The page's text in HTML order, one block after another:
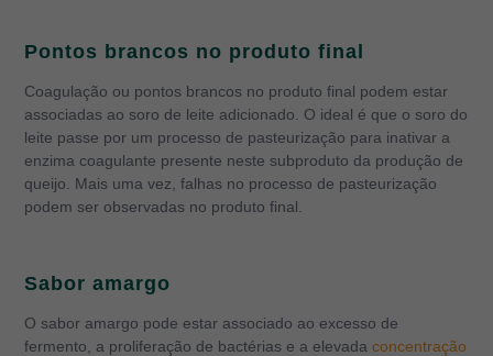
Pontos brancos no produto final
Coagulação ou pontos brancos no produto final podem estar
associadas ao soro de leite adicionado. O ideal é que o soro do
leite passe por um processo de pasteurização para inativar a
enzima coagulante presente neste subproduto da produção de
queijo. Mais uma vez, falhas no processo de pasteurização
podem ser observadas no produto final.
Sabor amargo
O sabor amargo pode estar associado ao excesso de
fermento, a proliferação de bactérias e a elevadaconcentração